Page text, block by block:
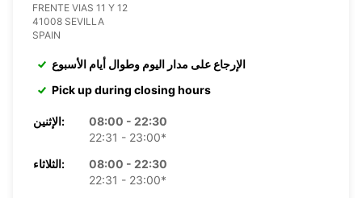
FRENTE VIAS 11 Y 12
41008 SEVILLA
SPAIN
الإرجاع على مدار اليوم وطوال أيام الأسبوع
Pick up during closing hours
الإثنين:
08:00 - 22:30
22:31 - 23:00*
الثلاثاء:
08:00 - 22:30
22:31 - 23:00*